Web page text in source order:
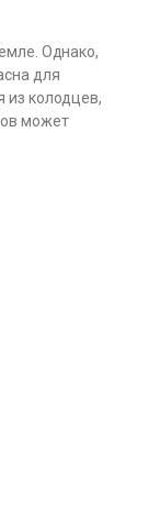
Однако,
для
из колодцев,
может